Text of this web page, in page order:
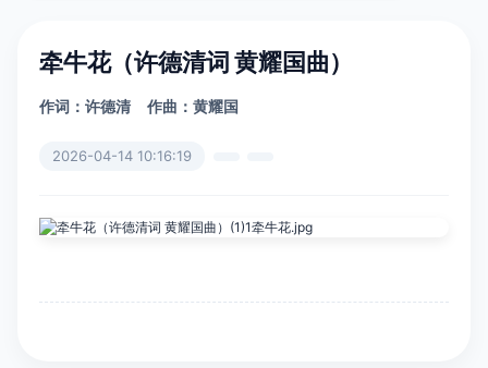
牵牛花（许德清词 黄耀国曲）
作词：许德清 作曲：黄耀国
2026-04-14 10:16:19